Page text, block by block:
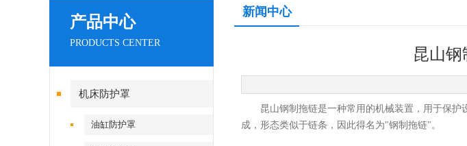
产品中心
PRODUCTS CENTER
机床防护罩
油缸防护罩
新闻中心
昆山
昆山钢制拖链是一种常用的机械装置，用于保护
成，形态类似于链条，因此得名为"钢制拖链"。